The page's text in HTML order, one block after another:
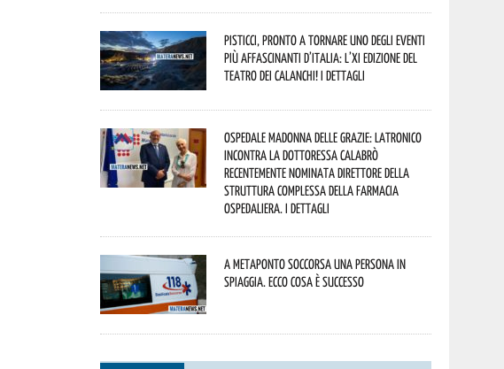
Pisticci, pronto a tornare uno degli eventi
più affascinanti d’Italia: l’XI edizione del
Teatro dei Calanchi! I dettagli
Ospedale Madonna delle Grazie: Latronico
incontra la dottoressa Calabrò
recentemente nominata Direttore della
Struttura Complessa della Farmacia
Ospedaliera. I dettagli
A Metaponto soccorsa una persona in
spiaggia. Ecco cosa è successo